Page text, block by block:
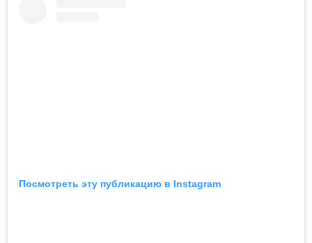
Посмотреть эту публикацию в Instagram